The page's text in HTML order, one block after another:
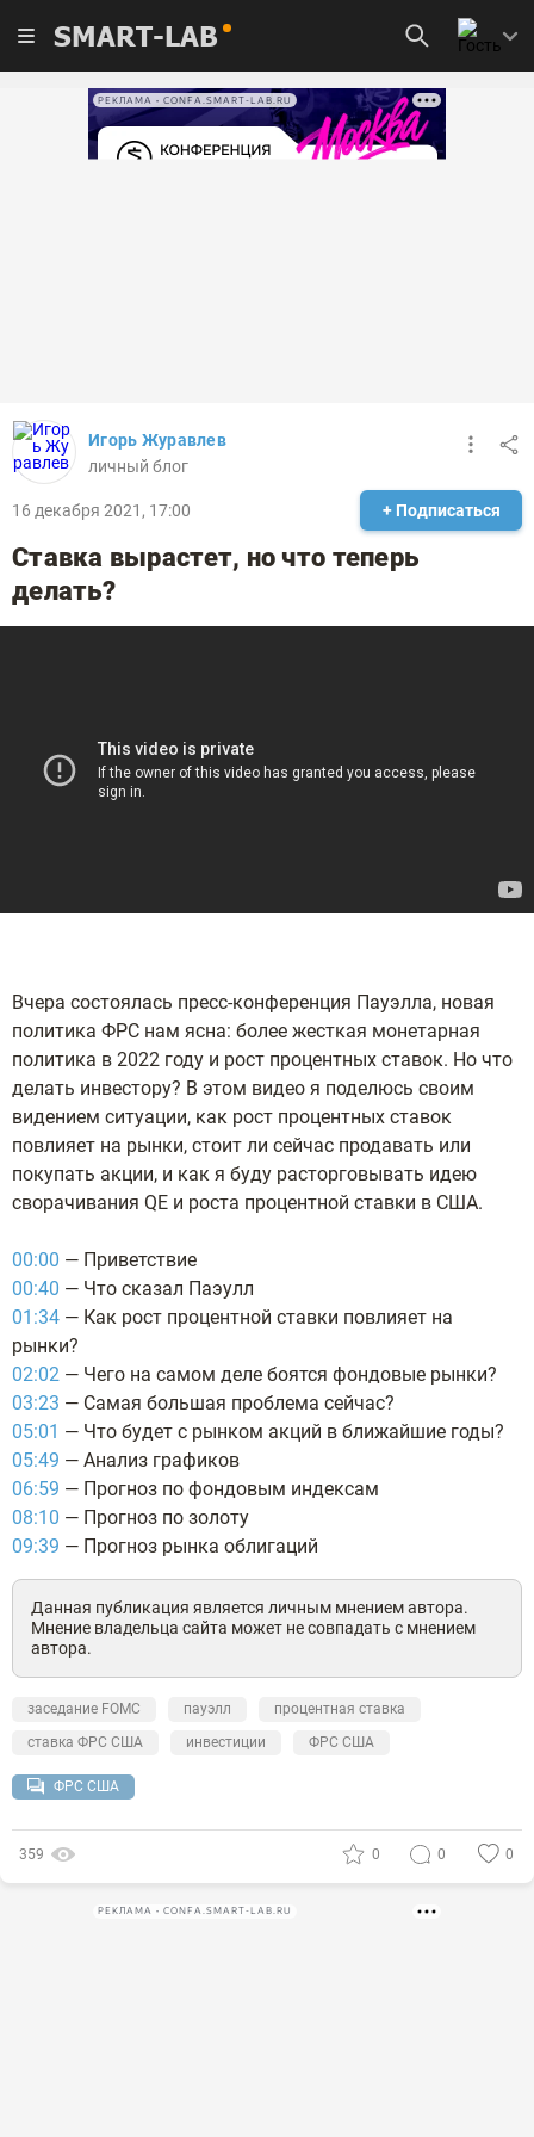
SMART-LAB
РЕКЛАМА • CONFA.SMART-LAB.RU
Игорь Журавлев
личный блог
16 декабря 2021, 17:00 + Подписаться
Ставка вырастет, но что теперь
делать?
Вчера состоялась пресс-конференция Пауэлла, новая
политика ФРС нам ясна: более жесткая монетарная
политика в 2022 году и рост процентных ставок. Но что
делать инвестору? В этом видео я поделюсь своим
видением ситуации, как рост процентных ставок
повлияет на рынки, стоит ли сейчас продавать или
покупать акции, и как я буду расторговывать идею
сворачивания QE и роста процентной ставки в США.
00:00 — Приветствие
00:40 — Что сказал Паэулл
01:34 — Как рост процентной ставки повлияет на
рынки?
02:02 — Чего на самом деле боятся фондовые рынки?
03:23 — Самая большая проблема сейчас?
05:01 — Что будет с рынком акций в ближайшие годы?
05:49 — Анализ графиков
06:59 — Прогноз по фондовым индексам
08:10 — Прогноз по золоту
09:39 — Прогноз рынка облигаций
Данная публикация является личным мнением автора.
Мнение владельца сайта может не совпадать с мнением
автора.
заседание FOMC пауэлл
процентная ставка
ставка ФРС США
инвестиции ФРС США
ФРС США
359 0 0 0
РЕКЛАМА • CONFA.SMART-LAB.RU